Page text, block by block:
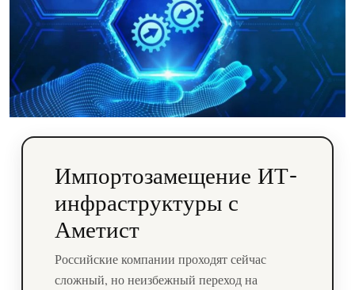
Импортозамещение ИТ-
инфраструктуры с
Аметист
Российские компании проходят сейчас
сложный, но неизбежный переход на